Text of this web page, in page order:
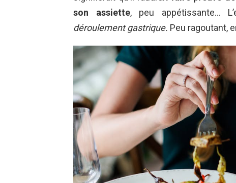
son assiette, peu appétissante…
déroulement gastrique. Peu ragoutant,